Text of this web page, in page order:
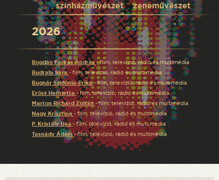
színházművészet
zeneművészet
2026
Bogdán Farkas András- film, televízió, rádió és multimédia
Budrala Sára - film, televízió, rádió és multimédia
Bugnár Szidónia-Erika- film, televízió, rádió és multimédia
Eröss Henrietta- film, televízió, rádió és multimédia
Marton Richárd Zoltán - film, televízió, rádió és multimédia
Nagy Krisztina - film, televízió, rádió és multimédia
P. Kristály Bea - film, televízió, rádió és multimédia
Tasnády Ádám- film, televízió, rádió és multimédia